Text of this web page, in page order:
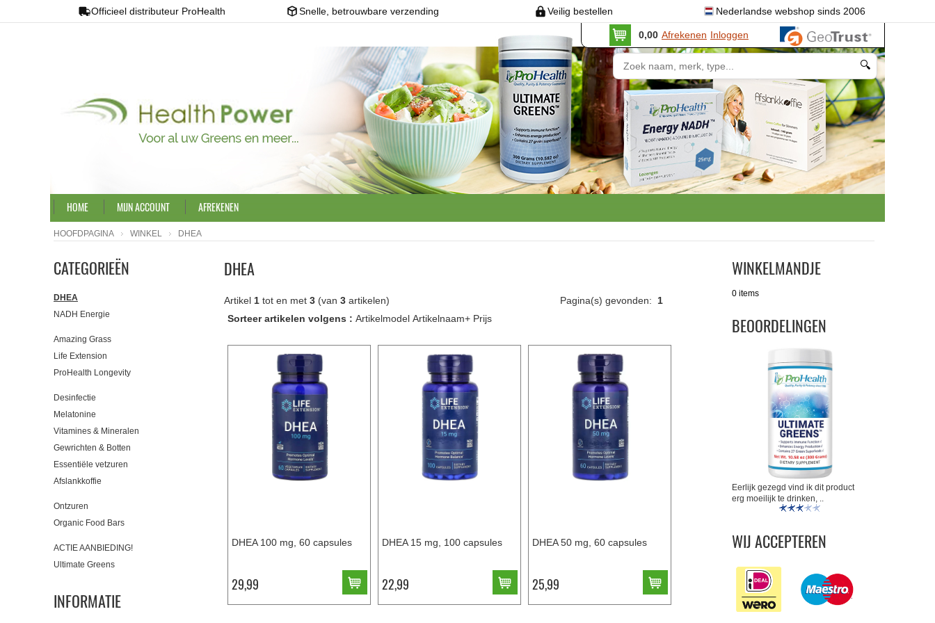
Officieel distributeur ProHealth Snelle, betrouwbare verzending Veilig bestellen Nederlandse webshop sinds 2006
0,00 Afrekenen Inloggen
🔍
HOME MIJN ACCOUNT AFREKENEN
HOOFDPAGINA WINKEL DHEA
CATEGORIEËN
DHEA
NADH Energie
Amazing Grass
Life Extension
ProHealth Longevity
Desinfectie
Melatonine
Vitamines & Mineralen
Gewrichten & Botten
Essentiële vetzuren
Afslankkoffie
Ontzuren
Organic Food Bars
ACTIE AANBIEDING!
Ultimate Greens
INFORMATIE
DHEA
Pagina(s) gevonden: 1
Artikel 1 tot en met 3 (van 3 artikelen)
Sorteer artikelen volgens : Artikelmodel Artikelnaam+ Prijs
DHEA 100 mg, 60 capsules
29,99
DHEA 15 mg, 100 capsules
22,99
DHEA 50 mg, 60 capsules
25,99
WINKELMANDJE
0 items
BEOORDELINGEN
Eerlijk gezegd vind ik dit product
erg moeilijk te drinken, ..
WIJ ACCEPTEREN